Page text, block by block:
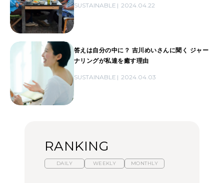
SUSTAINABLE 2024.04.22
答えは自分の中に？ 吉川めいさんに聞く ジャー
ナリングが私達を癒す理由
SUSTAINABLE 2024.04.03
RANKING
DAILY WEEKLY MONTHLY